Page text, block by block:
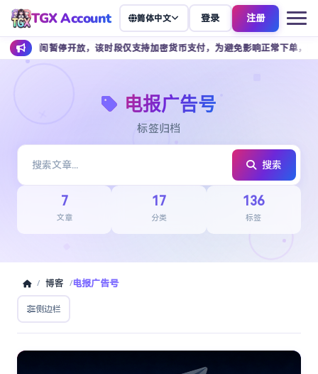
TGX Account 简体中文 登录 注册
暂停开放，该时段仅支持加密货币支付，为避免影响正常下单，建议提前
电报广告号
标签归档
搜索
7
文章
17
分类
136
标签
/ 博客 /电报广告号
侧边栏